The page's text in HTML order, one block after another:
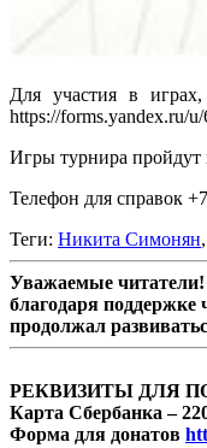
Для участия в
https://forms.yandex.ru/
Игры турнира пройдут
Телефон для справок
Теги: Никита Симонян,
Уважаемые
благодаря поддержке
продолжал
РЕКВИЗИТЫ ДЛЯ
Карта Сбербанка –
Форма для донатов